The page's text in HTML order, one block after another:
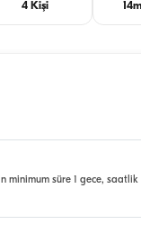
4 Kişi
minimum süre 1 gece,